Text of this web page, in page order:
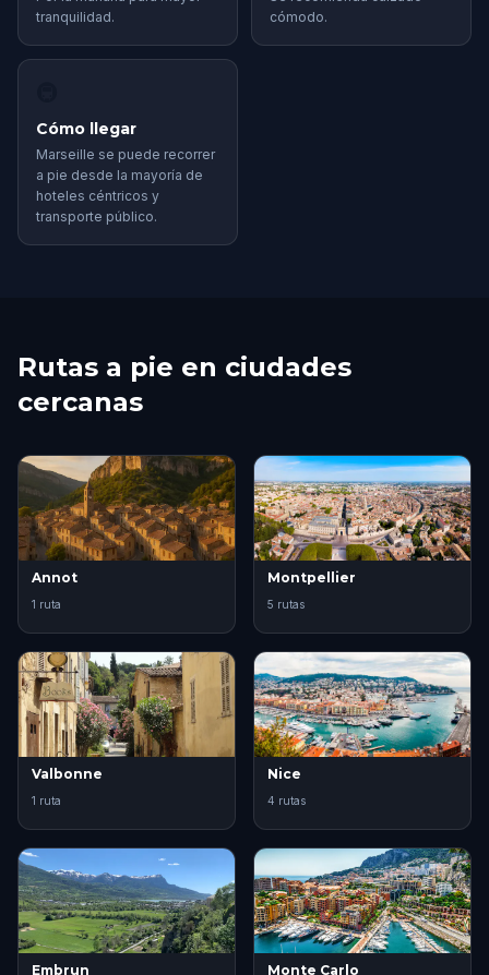
tranquilidad.
cómodo.
Cómo llegar
Marseille se puede recorrer
a pie desde la mayoría de
hoteles céntricos y
transporte público.
Rutas a pie en ciudades
cercanas
Annot
1 ruta
Montpellier
5 rutas
Valbonne
1 ruta
Nice
4 rutas
Embrun Monte Carlo